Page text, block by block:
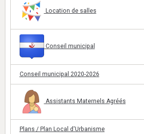
Location de salles
Conseil municipal
Conseil municipal 2020-2026
Assistants Maternels Agréés
Plans / Plan Local d'Urbanisme